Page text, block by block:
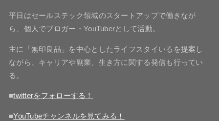
平日はセールステック領域のスタートアップで働きなが
ら、個人でブロガー・YouTuberとして活動。
主に「無印良品」を中心としたライフスタイいるを提案し
ながら、キャリアや副業、生き方に関する発信も行ってい
る。
■twitterをフォローする！
■YouTubeチャンネルを見てみる！